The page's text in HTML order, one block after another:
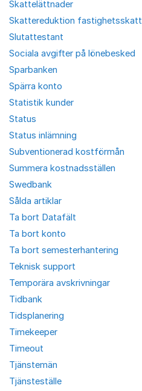
Skattelättnader
Skattereduktion fastighetsskatt
Slutattestant
Sociala avgifter på lönebesked
Sparbanken
Spärra konto
Statistik kunder
Status
Status inlämning
Subventionerad kostförmån
Summera kostnadsställen
Swedbank
Sålda artiklar
Ta bort Datafält
Ta bort konto
Ta bort semesterhantering
Teknisk support
Temporära avskrivningar
Tidbank
Tidsplanering
Timekeeper
Timeout
Tjänstemän
Tjänsteställe